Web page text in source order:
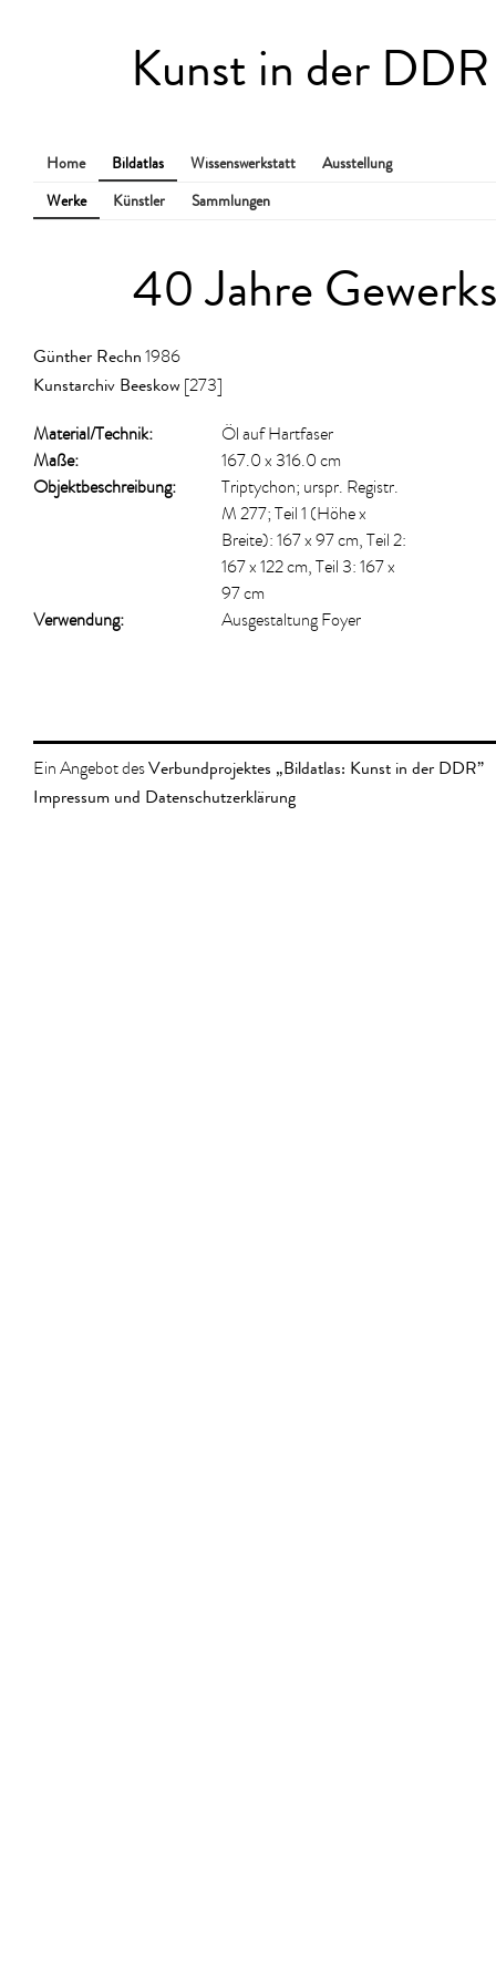
Kunst in der DDR
Home Bildatlas Wissenswerkstatt
Ausstellung
Werke
Künstler Sammlungen
40 Jahre
Günther Rechn 1986
Kunstarchiv Beeskow [273]
Material/​Technik:
Öl auf Hartfaser
Maße:
167.0 x 316.0 cm
Objektbeschreibung:
Triptychon; urspr. Registr.
M 277; Teil 1 (Höhe x
Breite): 167 x 97 cm, Teil 2:
167 x 122 cm, Teil 3: 167 x
97 cm
Verwendung:
Ausgestaltung Foyer
Ein Angebot desVerbundprojektes „Bildatlas: Kunst in der DDR”
Impressum und Datenschutzerklärung